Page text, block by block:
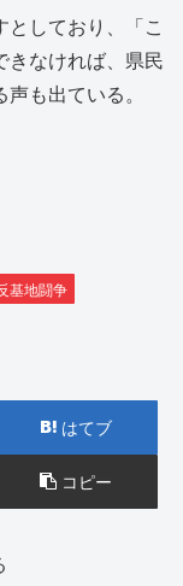
しており、「こ
きなければ、県民
も出ている。
基地闘争
はてブ
コピー